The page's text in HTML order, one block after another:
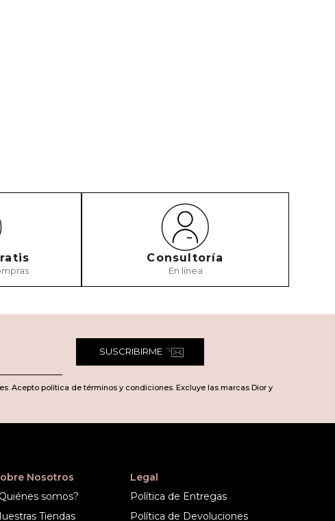
Consultoría
En línea
SUSCRIBIRME
Acepto política de términos y condiciones. Excluye las marcas Dior y
Nosotros
somos?
Tiendas
Legal
Política de Entregas
Política de Devoluciones